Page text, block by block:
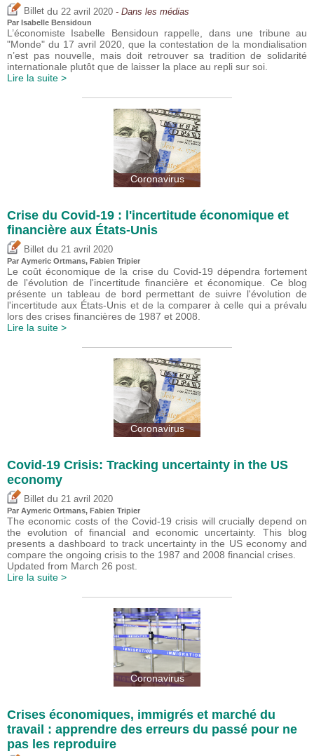
Billet du 22 avril 2020 - Dans les médias
Par Isabelle Bensidoun
L’économiste Isabelle Bensidoun rappelle, dans une tribune au
"Monde" du 17 avril 2020, que la contestation de la mondialisation
n’est pas nouvelle, mais doit retrouver sa tradition de solidarité
internationale plutôt que de laisser la place au repli sur soi.
Lire la suite >
Coronavirus
Crise du Covid-19 : l'incertitude économique et
financière aux États-Unis
Billet du 21 avril 2020
Par Aymeric Ortmans, Fabien Tripier
Le coût économique de la crise du Covid-19 dépendra fortement
de l'évolution de l'incertitude financière et économique. Ce blog
présente un tableau de bord permettant de suivre l'évolution de
l'incertitude aux États-Unis et de la comparer à celle qui a prévalu
lors des crises financières de 1987 et 2008.
Lire la suite >
Coronavirus
Covid-19 Crisis: Tracking uncertainty in the US
economy
Billet du 21 avril 2020
Par Aymeric Ortmans, Fabien Tripier
The economic costs of the Covid-19 crisis will crucially depend on
the evolution of financial and economic uncertainty. This blog
presents a dashboard to track uncertainty in the US economy and
compare the ongoing crisis to the 1987 and 2008 financial crises.
Updated from March 26 post.
Lire la suite >
Coronavirus
Crises économiques, immigrés et marché du
travail : apprendre des erreurs du passé pour ne
pas les reproduire